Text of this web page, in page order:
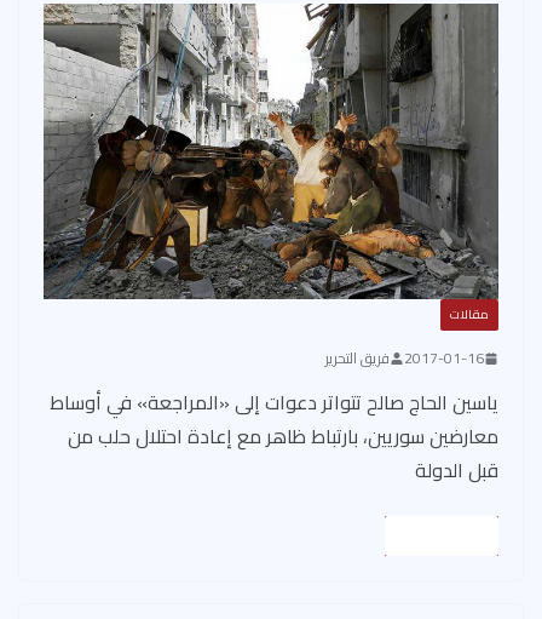
مقالات
2017-01-16 فريق التحرير
ياسين الحاج صالح تتواتر دعوات إلى «المراجعة» في أوساط
معارضين سوريين، بارتباط ظاهر مع إعادة احتلال حلب من
قبل الدولة